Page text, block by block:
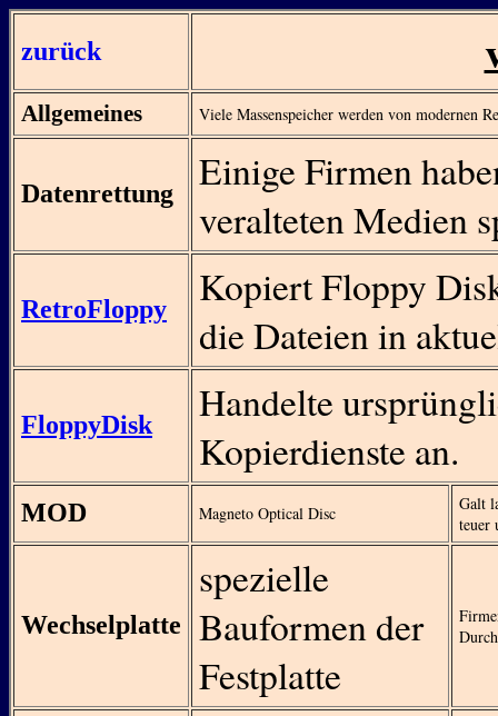
zurück
Allgemeines Viele Massenspeicher werden von modernen
Datenrettung
Einige Firmen
veralteten Medien
RetroFloppy
Kopiert Floppy
die Dateien in
FloppyDisk
Handelte
Kopierdienste an.
MOD Magneto Optical Disc
Galt
teuer
Wechselplatte
spezielle
Bauformen der
Festplatte